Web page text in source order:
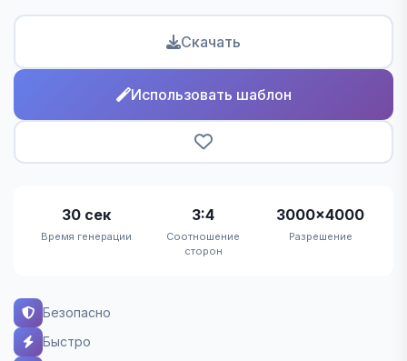
Скачать
Использовать шаблон
30 сек
Время генерации
3:4
Соотношение
сторон
3000×4000
Разрешение
Безопасно
Быстро